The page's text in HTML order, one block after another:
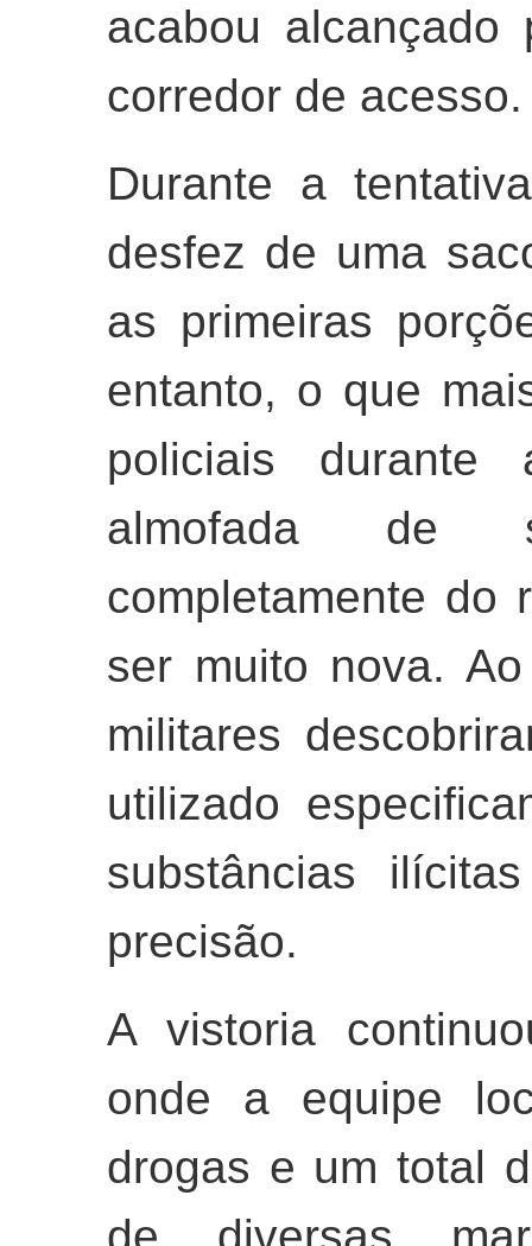
acabou alcançado
corredor de acesso.
Durante a
desfez de uma
as primeiras
entanto, o que
policiais
almofada de
completamente do
ser muito nova.
militares
utilizado
substâncias
precisão.
A vistoria
onde a equipe
drogas e um total